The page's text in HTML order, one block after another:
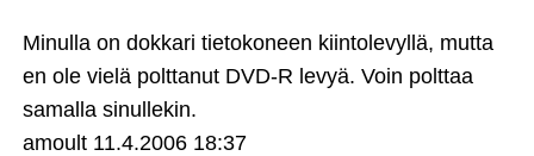
Minulla on dokkari tietokoneen kiintolevyllä, mutta
en ole vielä polttanut DVD-R levyä. Voin polttaa
samalla sinullekin.
amoult 11.4.2006 18:37